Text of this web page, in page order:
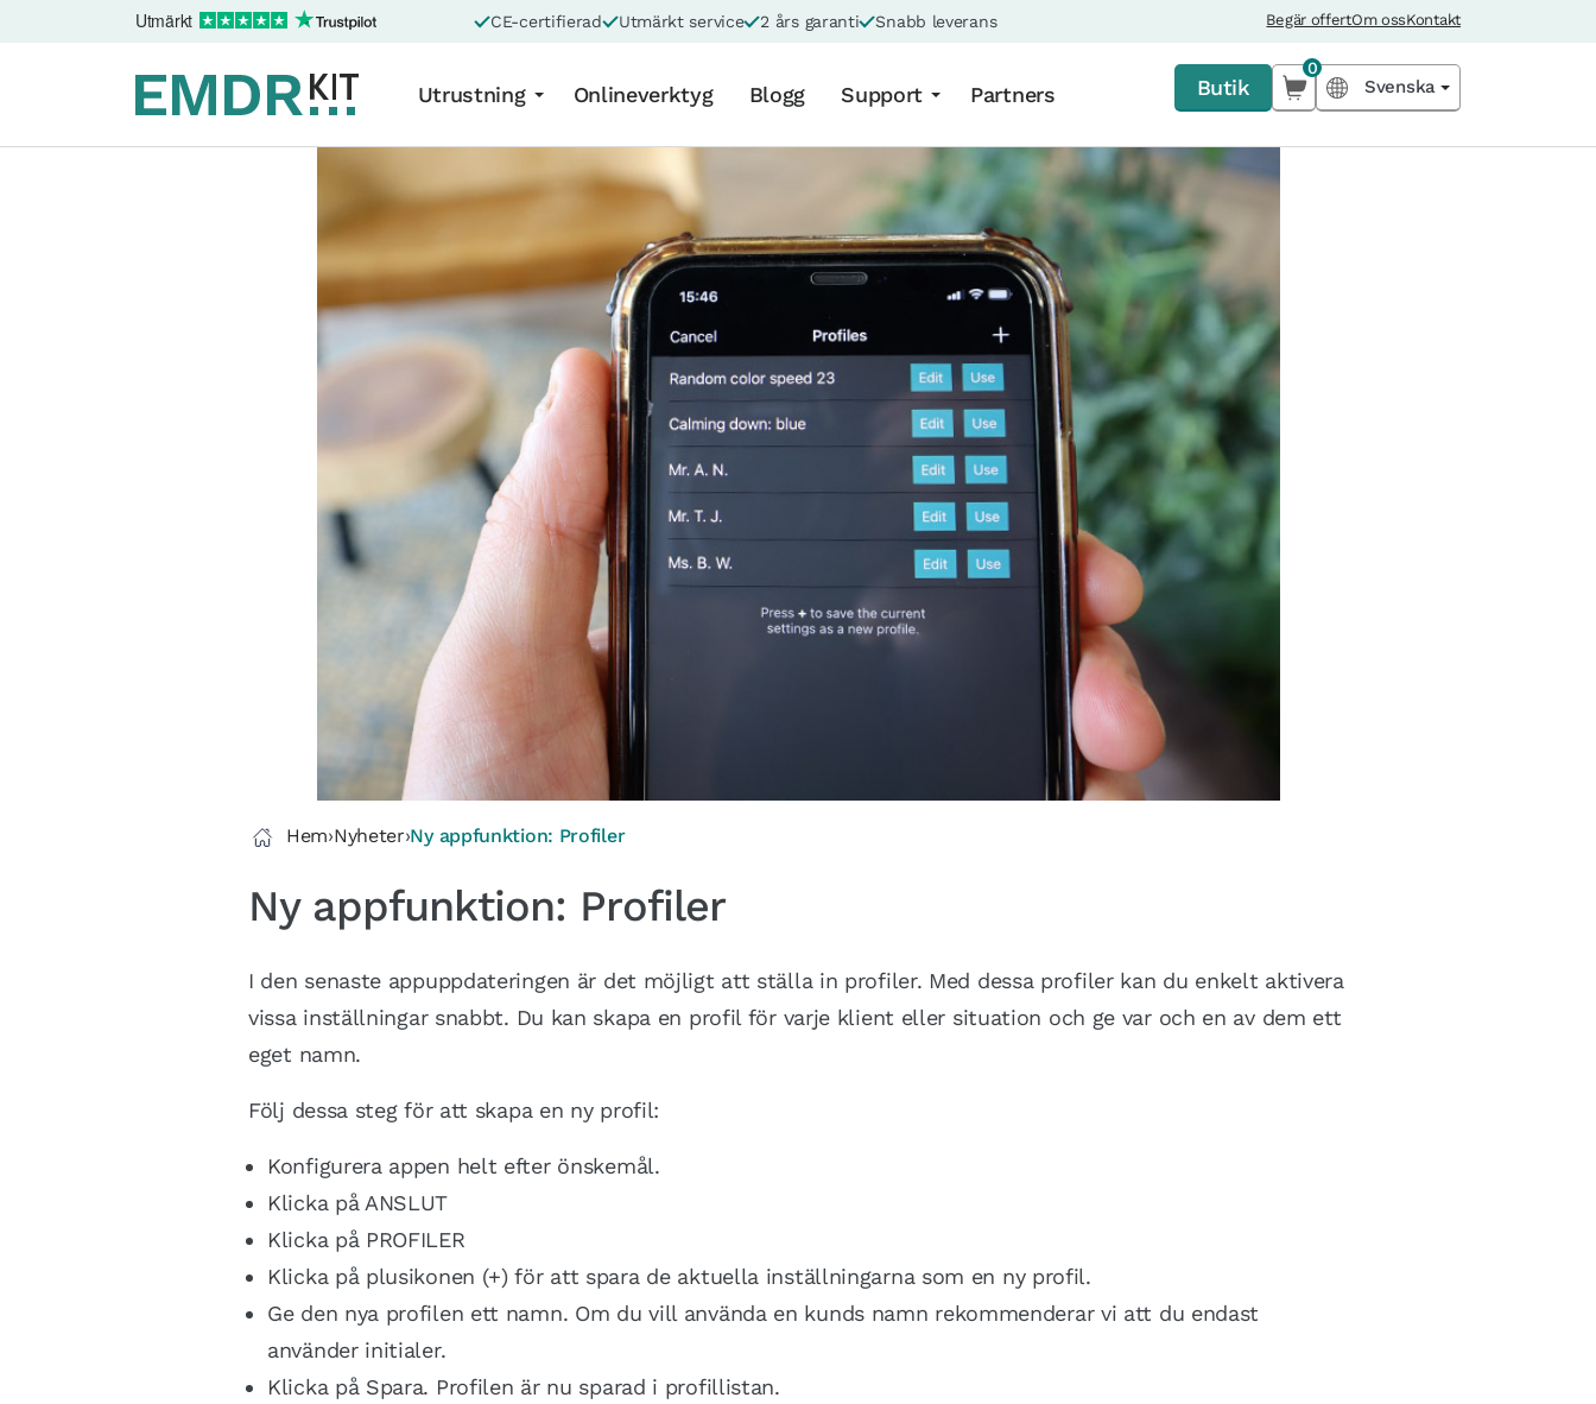
Utmärkt CE-certifierad Utmärkt service 2 års garanti Snabb leverans Begär offertOm ossKontakt
Utrustning Onlineverktyg Blogg Support Partners Butik
0
Svenska
Hem›Nyheter›Ny appfunktion: Profiler
Ny appfunktion: Profiler
I den senaste appuppdateringen är det möjligt att ställa in profiler. Med dessa profiler kan du enkelt aktivera
vissa inställningar snabbt. Du kan skapa en profil för varje klient eller situation och ge var och en av dem ett
eget namn.
Följ dessa steg för att skapa en ny profil:
Konfigurera appen helt efter önskemål.
Klicka på ANSLUT
Klicka på PROFILER
Klicka på plusikonen (+) för att spara de aktuella inställningarna som en ny profil.
Ge den nya profilen ett namn. Om du vill använda en kunds namn rekommenderar vi att du endast
använder initialer.
Klicka på Spara. Profilen är nu sparad i profillistan.